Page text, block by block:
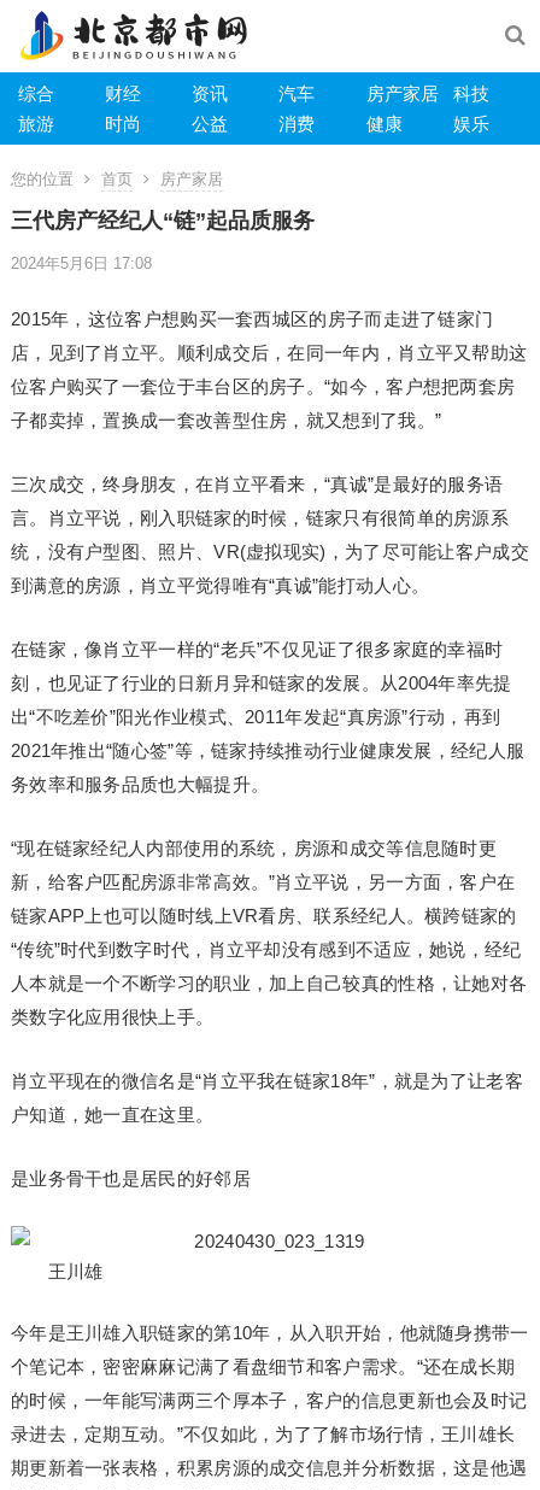
综合 财经 资讯 汽车 房产家居
科技
旅游
时尚 公益 消费 健康 娱乐
您的位置 首页 房产家居
三代房产经纪人“链”起品质服务
2024年5月6日 17:08
2015年，这位客户想购买一套西城区的房子而走进了链家门
店，见到了肖立平。顺利成交后，在同一年内，肖立平又帮助这
位客户购买了一套位于丰台区的房子。“如今，客户想把两套房
子都卖掉，置换成一套改善型住房，就又想到了我。”
三次成交，终身朋友，在肖立平看来，“真诚”是最好的服务语
言。肖立平说，刚入职链家的时候，链家只有很简单的房源系
统，没有户型图、照片、VR(虚拟现实)，为了尽可能让客户成交
到满意的房源，肖立平觉得唯有“真诚”能打动人心。
在链家，像肖立平一样的“老兵”不仅见证了很多家庭的幸福时
刻，也见证了行业的日新月异和链家的发展。从2004年率先提
出“不吃差价”阳光作业模式、2011年发起“真房源”行动，再到
2021年推出“随心签”等，链家持续推动行业健康发展，经纪人服
务效率和服务品质也大幅提升。
“现在链家经纪人内部使用的系统，房源和成交等信息随时更
新，给客户匹配房源非常高效。”肖立平说，另一方面，客户在
链家APP上也可以随时线上VR看房、联系经纪人。横跨链家的
“传统”时代到数字时代，肖立平却没有感到不适应，她说，经纪
人本就是一个不断学习的职业，加上自己较真的性格，让她对各
类数字化应用很快上手。
肖立平现在的微信名是“肖立平我在链家18年”，就是为了让老客
户知道，她一直在这里。
是业务骨干也是居民的好邻居
王川雄
今年是王川雄入职链家的第10年，从入职开始，他就随身携带一
个笔记本，密密麻麻记满了看盘细节和客户需求。“还在成长期
的时候，一年能写满两三个厚本子，客户的信息更新也会及时记
录进去，定期互动。”不仅如此，为了了解市场行情，王川雄长
期更新着一张表格，积累房源的成交信息并分析数据，这是他遇